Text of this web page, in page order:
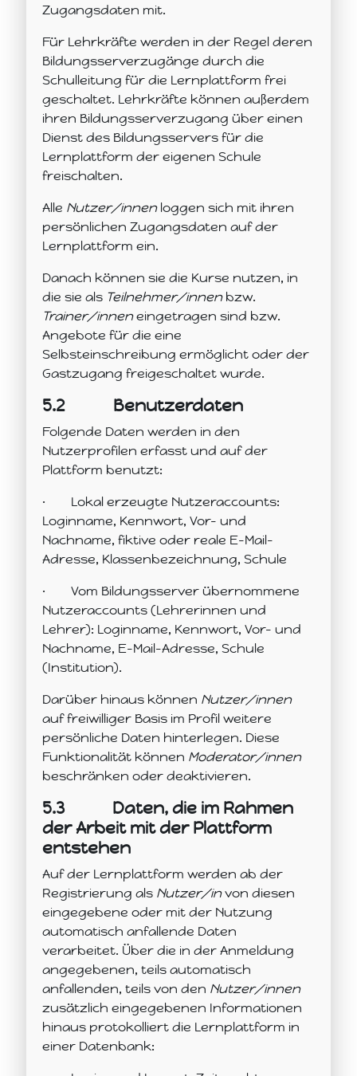
Zugangsdaten mit.
Für Lehrkräfte werden in der Regel deren
Bildungsserverzugänge durch die
Schulleitung für die Lernplattform frei
geschaltet. Lehrkräfte können außerdem
ihren Bildungsserverzugang über einen
Dienst des Bildungsservers für die
Lernplattform der eigenen Schule
freischalten.
Alle Nutzer/innenloggen sich mit ihren
persönlichen Zugangsdaten auf der
Lernplattform ein.
Danach können sie die Kurse nutzen, in
die sie als Teilnehmer/innenbzw.
Trainer/inneneingetragen sind bzw.
Angebote für die eine
Selbsteinschreibung ermöglicht oder der
Gastzugang freigeschaltet wurde.
5.2 Benutzerdaten
Folgende Daten werden in den
Nutzerprofilen erfasst und auf der
Plattform benutzt:
· Lokal erzeugte Nutzeraccounts:
Loginname, Kennwort, Vor- und
Nachname, fiktive oder reale E-Mail-
Adresse, Klassenbezeichnung, Schule
· Vom Bildungsserver übernommene
Nutzeraccounts (Lehrerinnen und
Lehrer): Loginname, Kennwort, Vor- und
Nachname, E-Mail-Adresse, Schule
(Institution).
Darüber hinaus können Nutzer/innen
auf freiwilliger Basis im Profil weitere
persönliche Daten hinterlegen. Diese
Funktionalität können Moderator/innen
beschränken oder deaktivieren.
5.3 Daten, die im Rahmen
der Arbeit mit der Plattform
entstehen
Auf der Lernplattform werden ab der
Registrierung als Nutzer/invon diesen
eingegebene oder mit der Nutzung
automatisch anfallende Daten
verarbeitet. Über die in der Anmeldung
angegebenen, teils automatisch
anfallenden, teils von den Nutzer/innen
zusätzlich eingegebenen Informationen
hinaus protokolliert die Lernplattform in
einer Datenbank: